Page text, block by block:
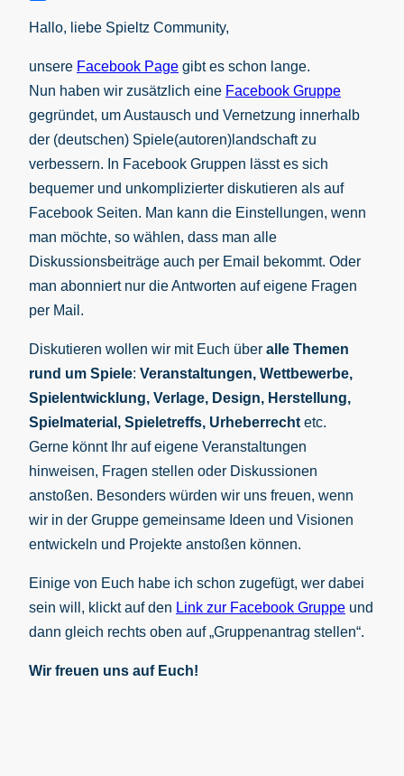
Hallo, liebe Spieltz Community,
unsere Facebook Page gibt es schon lange.
Nun haben wir zusätzlich eine Facebook Gruppe
gegründet, um Austausch und Vernetzung innerhalb
der (deutschen) Spiele(autoren)landschaft zu
verbessern. In Facebook Gruppen lässt es sich
bequemer und unkomplizierter diskutieren als auf
Facebook Seiten. Man kann die Einstellungen, wenn
man möchte, so wählen, dass man alle
Diskussionsbeiträge auch per Email bekommt. Oder
man abonniert nur die Antworten auf eigene Fragen
per Mail.
Diskutieren wollen wir mit Euch über alle Themen
rund um Spiele: Veranstaltungen, Wettbewerbe,
Spielentwicklung, Verlage, Design, Herstellung,
Spielmaterial, Spieletreffs, Urheberrecht etc.
Gerne könnt Ihr auf eigene Veranstaltungen
hinweisen, Fragen stellen oder Diskussionen
anstoßen. Besonders würden wir uns freuen, wenn
wir in der Gruppe gemeinsame Ideen und Visionen
entwickeln und Projekte anstoßen können.
Einige von Euch habe ich schon zugefügt, wer dabei
sein will, klickt auf den Link zur Facebook Gruppe und
dann gleich rechts oben auf „Gruppenantrag stellen“.
Wir freuen uns auf Euch!